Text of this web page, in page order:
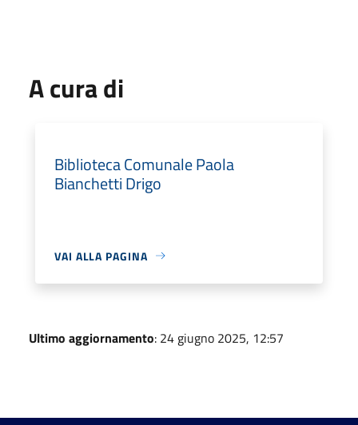
A cura di
Biblioteca Comunale Paola
Bianchetti Drigo
VAI ALLA PAGINA
Ultimo aggiornamento: 24 giugno 2025, 12:57